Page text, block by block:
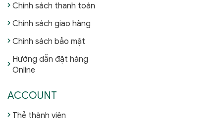
Chính sách thanh toán
Chính sách giao hàng
Chính sách bảo mật
Hướng dẫn đặt hàng
Online
ACCOUNT
Thẻ thành viên